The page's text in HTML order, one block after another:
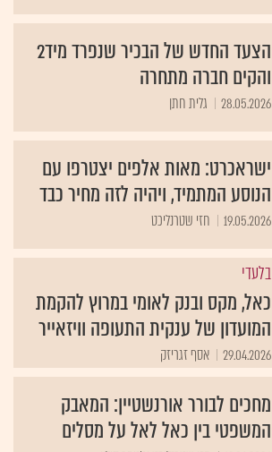
הצעד החדש של הבכיר שנפרד מיד2
והקים חברה מתחרה
28.05.2026 גלית חתן
ישראכרט: מאות אלפים יצטרפו עם
הנוסע המתמיד, ויהיה לזה מחיר כבד
19.05.2026 חזי שטרנליכט
בלעדי
כאל, מקס ובנק לאומי במרוץ להקמת
המועדון של ענקית התעופה וויזאייר
29.04.2026 אסף זגריזק
מחכים לבורר אורנשטיין: המאבק
המשפטי בין כאל לאל על מסלים